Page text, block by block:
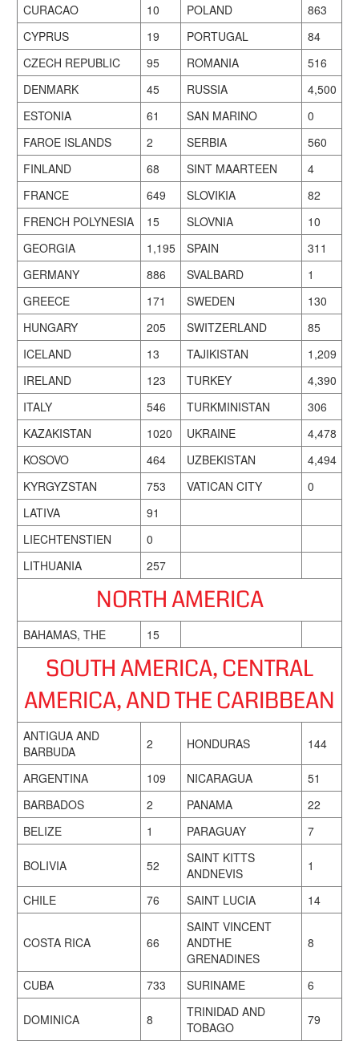
CURACAO
10 POLAND
863
CYPRUS
19 PORTUGAL
84
CZECH REPUBLIC
95 ROMANIA
516
DENMARK
45 RUSSIA
4,500
ESTONIA
61 SAN MARINO
0
FAROE ISLANDS
2 SERBIA
560
FINLAND
68 SINT MAARTEEN
4
FRANCE
649 SLOVIKIA
82
FRENCH POLYNESIA
15 SLOVNIA
10
GEORGIA
1,195 SPAIN
311
GERMANY
886 SVALBARD
1
GREECE
171 SWEDEN
130
HUNGARY
205 SWITZERLAND
85
ICELAND
13 TAJIKISTAN
1,209
IRELAND
123 TURKEY
4,390
ITALY
546 TURKMINISTAN
306
KAZAKISTAN
1020 UKRAINE
4,478
KOSOVO
464 UZBEKISTAN
4,494
KYRGYZSTAN
753 VATICAN CITY
0
LATIVA
91
LIECHTENSTIEN
0
LITHUANIA
257
NORTH AMERICA
BAHAMAS, THE 15
SOUTH AMERICA, CENTRAL
AMERICA, AND THE CARIBBEAN
ANTIGUA AND
BARBUDA
2 HONDURAS 144
ARGENTINA 109 NICARAGUA
51
BARBADOS
2 PANAMA
22
BELIZE
1 PARAGUAY 7
BOLIVIA 52
SAINT KITTS
ANDNEVIS
1
CHILE 76 SAINT LUCIA 14
COSTA RICA 66
SAINT VINCENT
ANDTHE
GRENADINES
8
CUBA 733 SURINAME 6
DOMINICA 8
TRINIDAD AND
TOBAGO
79